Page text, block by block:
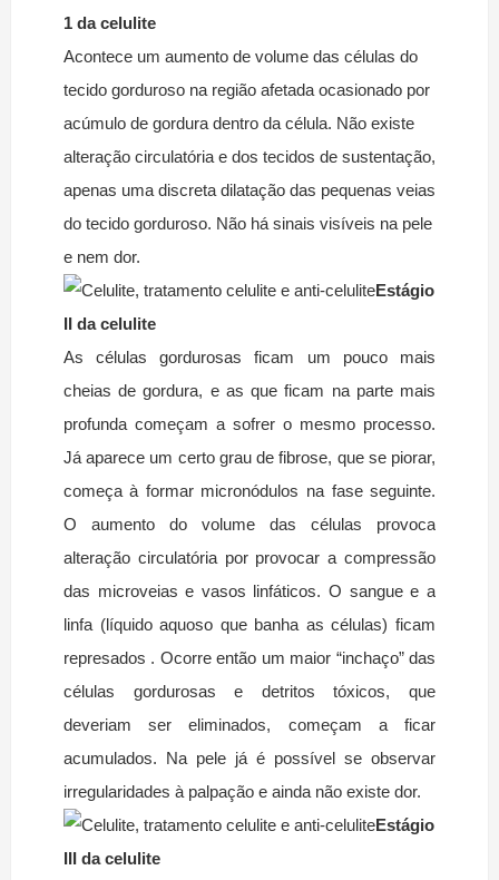
1 da celulite
Acontece um aumento de volume das células do
tecido gorduroso na região afetada ocasionado por
acúmulo de gordura dentro da célula. Não existe
alteração circulatória e dos tecidos de sustentação,
apenas uma discreta dilatação das pequenas veias
do tecido gorduroso. Não há sinais visíveis na pele
e nem dor.
Estágio
II da celulite
As células gordurosas ficam um pouco mais
cheias de gordura, e as que ficam na parte mais
profunda começam a sofrer o mesmo processo.
Já aparece um certo grau de fibrose, que se piorar,
começa à formar micronódulos na fase seguinte.
O aumento do volume das células provoca
alteração circulatória por provocar a compressão
das microveias e vasos linfáticos. O sangue e a
linfa (líquido aquoso que banha as células) ficam
represados . Ocorre então um maior “inchaço” das
células gordurosas e detritos tóxicos, que
deveriam ser eliminados, começam a ficar
acumulados. Na pele já é possível se observar
irregularidades à palpação e ainda não existe dor.
Estágio
III da celulite